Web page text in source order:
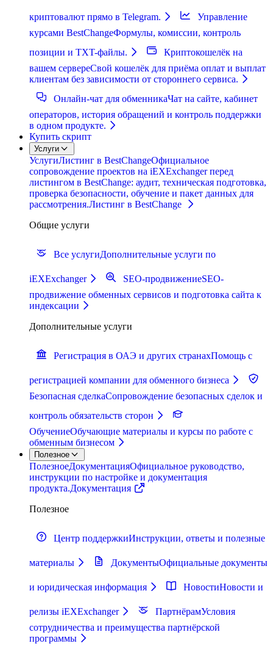
криптовалют прямо в Telegram.
Управление
курсами BestChangeФормулы, комиссии, контроль
позиции и TXT-файлы.
Криптокошелёк на
вашем сервереСвой кошелёк для приёма оплат и выплат
клиентам без зависимости от стороннего сервиса.
Онлайн-чат для обменникаЧат на сайте, кабинет
операторов, история обращений и контроль поддержки
в одном продукте.
Купить скрипт
Услуги
УслугиЛистинг в BestChangeОфициальное
сопровождение проектов на iEXExchanger перед
листингом в BestChange: аудит, техническая подготовка,
проверка безопасности, обучение и пакет данных для
рассмотрения.Листинг в BestChange
Общие услуги
Все услугиДополнительные услуги по
iEXExchanger SEO-продвижениеSEO-
продвижение обменных сервисов и подготовка сайта к
индексации
Дополнительные услуги
Регистрация в ОАЭ и других странахПомощь с
регистрацией компании для обменного бизнеса
Безопасная сделкаСопровождение безопасных сделок и
контроль обязательств сторон
ОбучениеОбучающие материалы и курсы по работе с
обменным бизнесом
Полезное
ПолезноеДокументацияОфициальное руководство,
инструкции по настройке и документация
продукта.Документация
Полезное
Центр поддержкиИнструкции, ответы и полезные
материалы ДокументыОфициальные документы
и юридическая информация НовостиНовости и
релизы iEXExchanger ПартнёрамУсловия
сотрудничества и преимущества партнёрской
программы